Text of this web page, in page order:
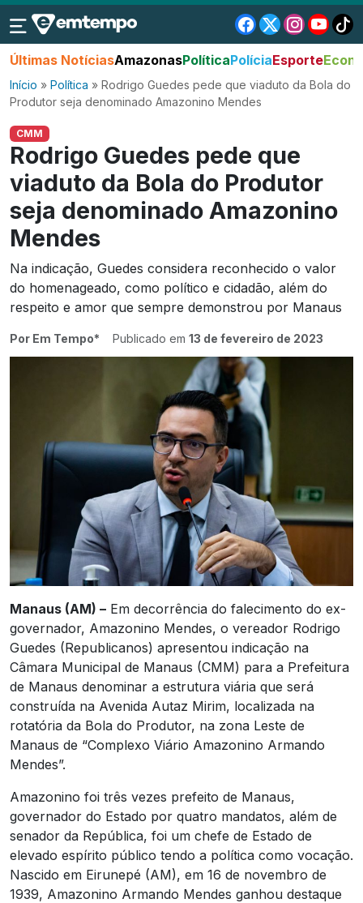
Últimas NotíciasAmazonasPolíticaPolíciaEsporte
Início » Política » Rodrigo Guedes pede que viaduto da Bola do
Produtor seja denominado Amazonino Mendes
CMM
Rodrigo Guedes pede que
viaduto da Bola do Produtor
seja denominado Amazonino
Mendes
Na indicação, Guedes considera reconhecido o valor
do homenageado, como político e cidadão, além do
respeito e amor que sempre demonstrou por Manaus
Por Em Tempo* Publicado em 13 de fevereiro de 2023
Manaus (AM) – Em decorrência do falecimento do ex-
governador, Amazonino Mendes, o vereador Rodrigo
Guedes (Republicanos) apresentou indicação na
Câmara Municipal de Manaus (CMM) para a Prefeitura
de Manaus denominar a estrutura viária que será
construída na Avenida Autaz Mirim, localizada na
rotatória da Bola do Produtor, na zona Leste de
Manaus de “Complexo Viário Amazonino Armando
Mendes”.
Amazonino foi três vezes prefeito de Manaus,
governador do Estado por quatro mandatos, além de
senador da República, foi um chefe de Estado de
elevado espírito público tendo a política como vocação.
Nascido em Eirunepé (AM), em 16 de novembro de
1939, Amazonino Armando Mendes ganhou destaque